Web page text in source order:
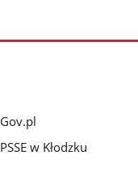
Gov.pl
PSSE w Kłodzku